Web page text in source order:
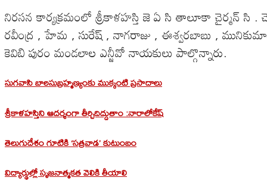
నిరసన కార్యక్రమంలో శ్రీకాళహస్తి జె ఏ సి తాలూకా చైర్మన్ సి .
రవీంద్ర , హేమ , సురేష్ , నాగరాజు , ఈశ్వరబాబు ,
కెవిబి పురం మండలాల ఎన్జీవో నాయకులు పాల్గొన్నారు.
సుగవాసి బాలసుబ్రహ్మణ్యంకు ముక్కంటి ప్రసాదాలు
శ్రీకాళహస్తిని ఆదర్శంగా తీర్చిదిద్దుతాం :నారాలోకేష్
తెలుగుదేశం గూటికి ‘సత్రవాడ’ కుటుంబం
విద్యార్థుల్లో సృజనాత్మకత వెలికి తీయాలి